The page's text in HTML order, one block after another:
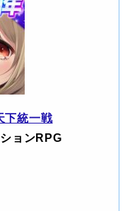
下統一戦
ョンRPG